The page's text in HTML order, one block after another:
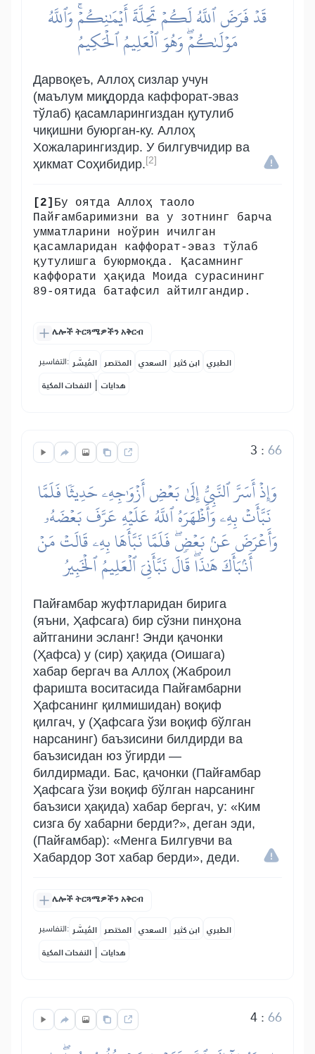
قَدۡ فَرَضَ ٱللَّهُ لَكُمۡ تَحِلَّةَ أَيۡمَٰنِكُمۡۚ وَٱللَّهُ
مَوۡلَىٰكُمۡۖ وَهُوَ ٱلۡعَلِيمُ ٱلۡحَكِيمُ
Дарвоқеъ, Аллоҳ сизлар учун
(маълум миқдорда каффорат-эваз
тўлаб) қасамларингиздан қутулиб
чиқишни буюрган-ку. Аллоҳ
Хожаларингиздир. У билгувчидир ва
ҳикмат Соҳибидир. [2]
[2] Бу оятда Аллоҳ таоло
Пайғамбаримизни ва у зотнинг барча
умматларини ноўрин ичилган
қасамларидан каффорат-эваз тўлаб
қутулишга буюрмоқда. Қасамнинг
каффорати ҳақида Моида сурасининг
89-оятида батафсил айтилгандир.
ሌሎች ትርጓሜዎችን አቅርብ
التفاسير: المُيسَّر المختصر السعدي ابن كثير الطبري
النفحات المكية | هدايات
3 :66
وَإِذۡ أَسَرَّ ٱلنَّبِيُّ إِلَىٰ بَعۡضِ أَزۡوَٰجِهِۦ حَدِيثٗا فَلَمَّا
نَبَّأَتۡ بِهِۦ وَأَظۡهَرَهُ ٱللَّهُ عَلَيۡهِ عَرَّفَ بَعۡضَهُۥ
وَأَعۡرَضَ عَنۢ بَعۡضٖۖ فَلَمَّا نَبَّأَهَا بِهِۦ قَالَتۡ مَنۡ
أَنۢبَأَكَ هَٰذَاۖ قَالَ نَبَّأَنِيَ ٱلۡعَلِيمُ ٱلۡخَبِيرُ
Пайғамбар жуфтларидан бирига
(яъни, Ҳафсага) бир сўзни пинҳона
айтганини эсланг! Энди қачонки
(Ҳафса) у (сир) ҳақида (Оишага)
хабар бергач ва Аллоҳ (Жаброил
фаришта воситасида Пайғамбарни
Ҳафсанинг қилмишидан) воқиф
қилгач, у (Ҳафсага ўзи воқиф бўлган
нарсанинг) баъзисини билдирди ва
баъзисидан юз ўгирди —
билдирмади. Бас, қачонки (Пайғамбар
Ҳафсага ўзи воқиф бўлган нарсанинг
баъзиси ҳақида) хабар бергач, у: «Ким
сизга бу хабарни берди?», деган эди,
(Пайғамбар): «Менга Билгувчи ва
Хабардор Зот хабар берди», деди.
ሌሎች ትርጓሜዎችን አቅርብ
التفاسير: المُيسَّر المختصر السعدي ابن كثير الطبري
النفحات المكية | هدايات
4:66